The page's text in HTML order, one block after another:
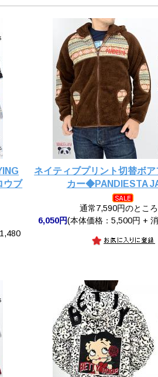
ウブ
ネイティブプリント切替ボ
カー◆PANDIESTA
通常7,590円のとこ
6,050円(本体価格：5,500円 +